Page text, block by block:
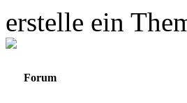
die Machtjäger.
Infos findet ihr
erstelle ein
Forum